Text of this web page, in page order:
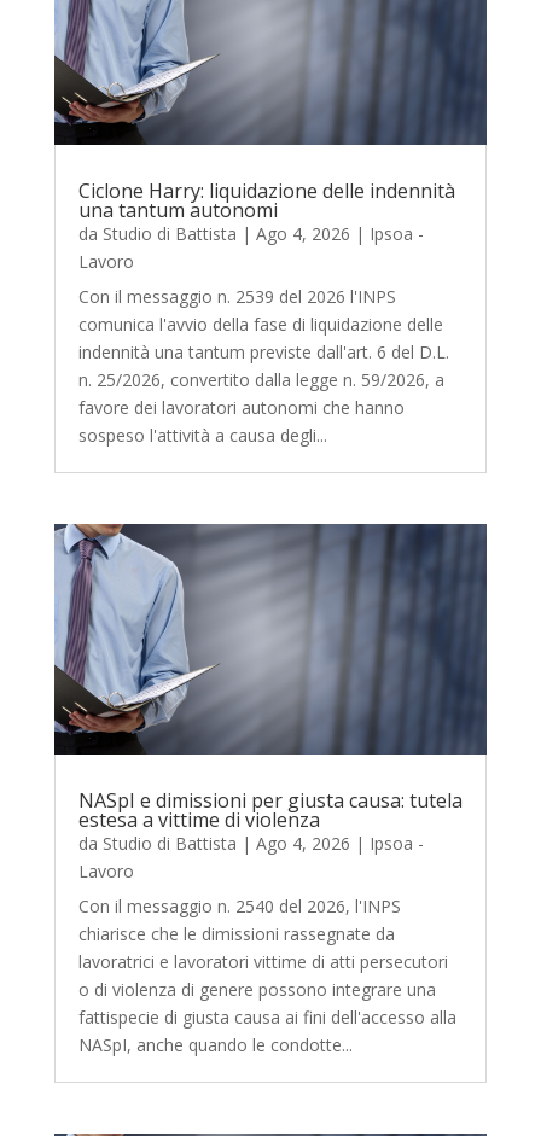
Ciclone Harry: liquidazione delle indennità
una tantum autonomi
da Studio di Battista | Ago 4, 2026 | Ipsoa -
Lavoro
Con il messaggio n. 2539 del 2026 l'INPS
comunica l'avvio della fase di liquidazione delle
indennità una tantum previste dall'art. 6 del D.L.
n. 25/2026, convertito dalla legge n. 59/2026, a
favore dei lavoratori autonomi che hanno
sospeso l'attività a causa degli...
NASpI e dimissioni per giusta causa: tutela
estesa a vittime di violenza
da Studio di Battista | Ago 4, 2026 | Ipsoa -
Lavoro
Con il messaggio n. 2540 del 2026, l'INPS
chiarisce che le dimissioni rassegnate da
lavoratrici e lavoratori vittime di atti persecutori
o di violenza di genere possono integrare una
fattispecie di giusta causa ai fini dell'accesso alla
NASpI, anche quando le condotte...